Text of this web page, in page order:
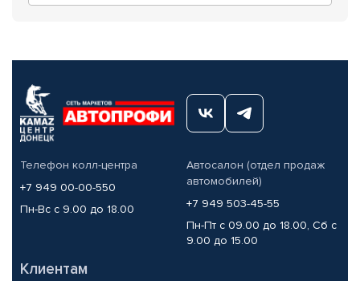
Телефон колл-центра
+7 949 00-00-550
Пн-Вс с 9.00 до 18.00
Автосалон (отдел продаж
автомобилей)
+7 949 503-45-55
Пн-Пт с 09.00 до 18.00, Сб с
9.00 до 15.00
Клиентам